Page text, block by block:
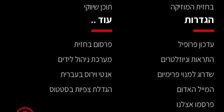
בחזית המוזיקה
תוכן שיווקי
הגדרות
עדכון פרופיל
התראות וניוזלטרים
שדרוג למנוי פרימיום
המייל האדום
פרסמו אצלנו
עוד ..
פרסום בחזית
מערכת ניהול לידים
אנטי וירוס בעברית
הגדלת צפיות בסטטוס